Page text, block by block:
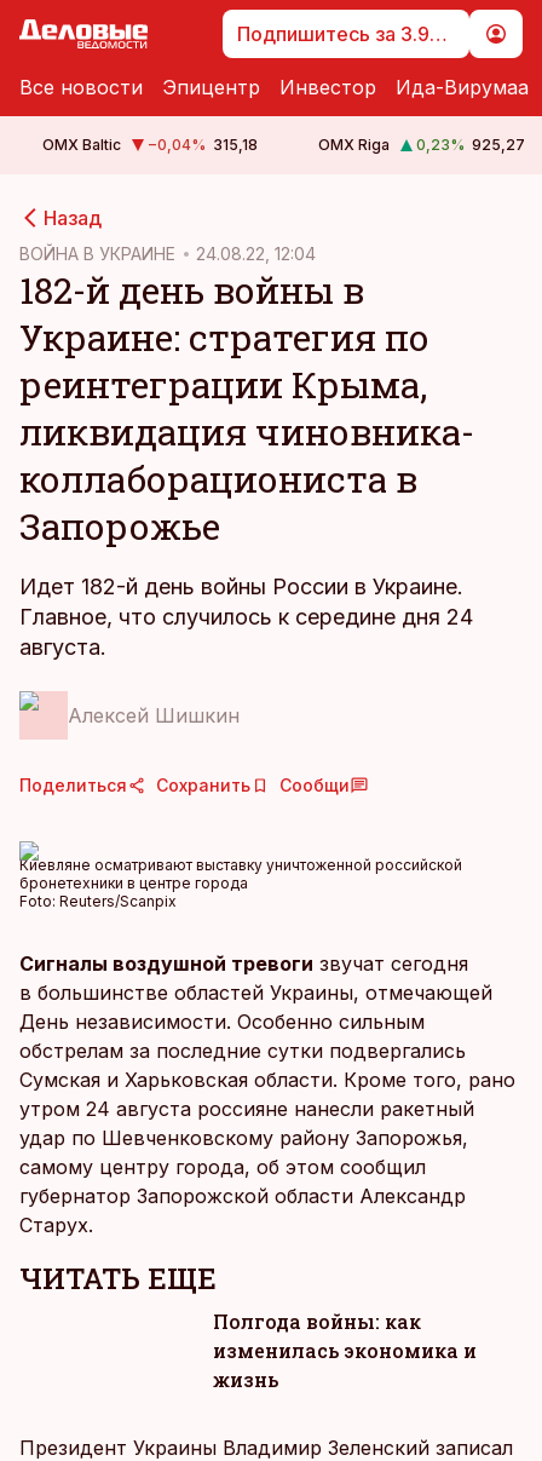
Подпишитесь за 3.99 €
Все новости Эпицентр Инвестор Ида-Вирумаа
OMX Baltic −0,04% 315,18 OMX Riga 0,23% 925,27
Назад
ВОЙНА В УКРАИНЕ 24.08.22, 12:04
182-й день войны в
Украине: стратегия по
реинтеграции Крыма,
ликвидация чиновника-
коллаборациониста в
Запорожье
Идет 182-й день войны России в Украине.
Главное, что случилось к середине дня 24
августа.
Алексей Шишкин
Поделиться Сохранить Сообщи
Киевляне осматривают выставку уничтоженной российской
бронетехники в центре города
Foto: Reuters/Scanpix
Сигналы воздушной тревоги звучат сегодня
в большинстве областей Украины, отмечающей
День независимости. Особенно сильным
обстрелам за последние сутки подвергались
Сумская и Харьковская области. Кроме того, рано
утром 24 августа россияне нанесли ракетный
удар по Шевченковскому району Запорожья,
самому центру города, об этом сообщил
губернатор Запорожской области Александр
Старух.
ЧИТАТЬ ЕЩЕ
Полгода войны: как
изменилась экономика и
жизнь
Президент Украины Владимир Зеленский записал